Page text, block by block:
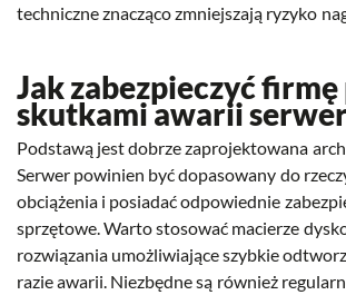
techniczne znacząco zmniejszają ryzyko
Jak zabezpieczyć firmę
skutkami awarii
Podstawą jest dobrze zaprojektowana
Serwer powinien być dopasowany do
obciążenia i posiadać odpowiednie
sprzętowe. Warto stosować macierze
rozwiązania umożliwiające szybkie
razie awarii. Niezbędne są również